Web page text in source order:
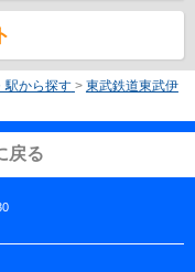
駅から探す > 東武鉄道東武伊
戻る